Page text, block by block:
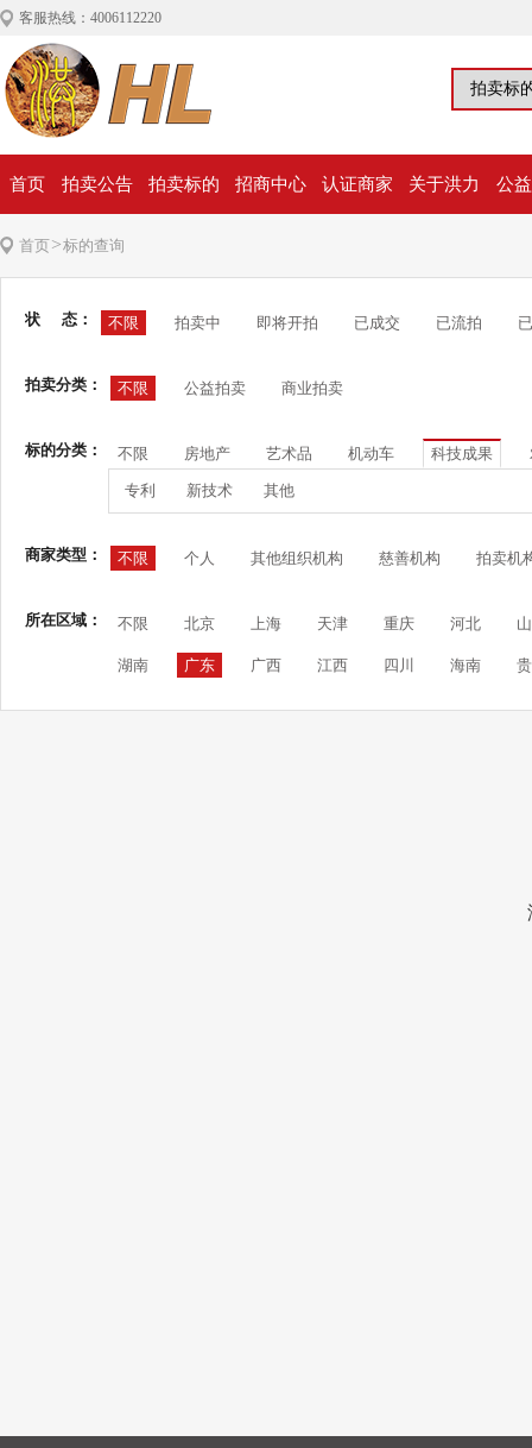
客服热线：4006112220
首页 拍卖公告 拍卖标的 招商中心 认证商家 关于洪力 公
首页>标的查询
状 态： 不限 拍卖中 即将开拍 已成交 已流拍
拍卖分类： 不限 公益拍卖 商业拍卖
标的分类： 不限 房地产 艺术品 机动车 科技成果
专利 新技术 其他
商家类型： 不限 个人 其他组织机构 慈善机构 拍卖机
所在区域： 不限 北京 上海 天津 重庆 河北
湖南 广东 广西 江西 四川 海南